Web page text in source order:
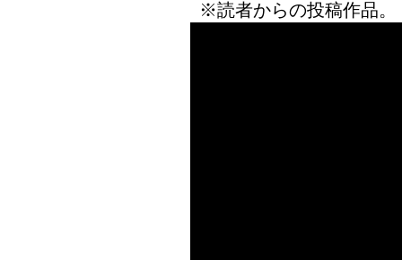
※読者からの投稿作品